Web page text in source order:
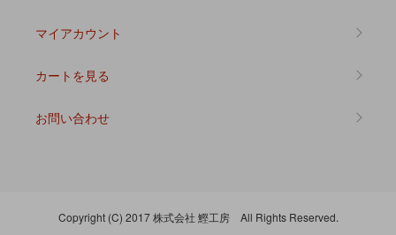
マイアカウント
カートを見る
お問い合わせ
Copyright (C) 2017 株式会社 鰹工房 All Rights Reserved.